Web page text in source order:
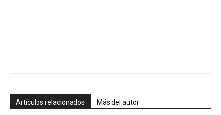
Artículos relacionados Más del autor